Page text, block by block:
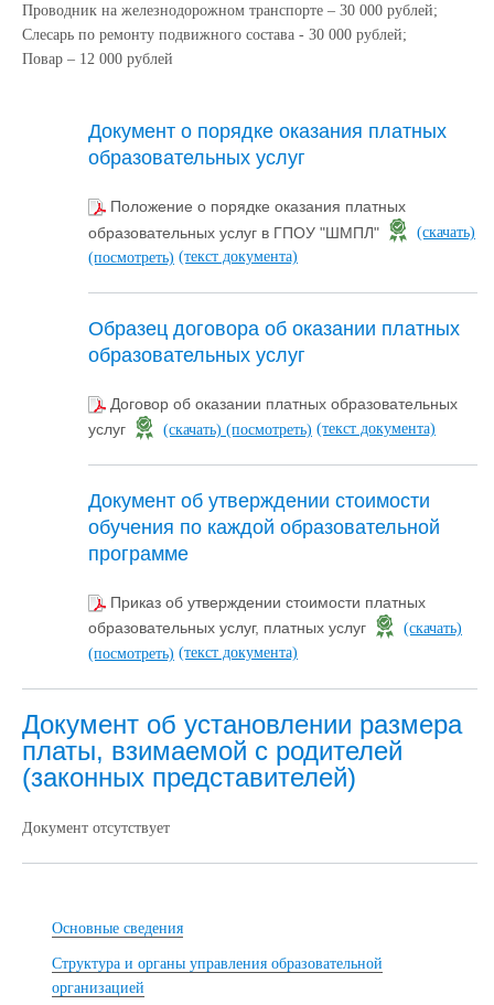
Проводник на железнодорожном транспорте – 30 000 рублей;
Слесарь по ремонту подвижного состава - 30 000 рублей;
Повар – 12 000 рублей
Документ о порядке оказания платных
образовательных услуг
Положение о порядке оказания платных
образовательных услуг в ГПОУ "ШМПЛ"
(скачать)
(посмотреть) (текст документа)
Образец договора об оказании платных
образовательных услуг
Договор об оказании платных образовательных
услуг
(скачать) (посмотреть) (текст документа)
Документ об утверждении стоимости
обучения по каждой образовательной
программе
Приказ об утверждении стоимости платных
образовательных услуг, платных услуг
(скачать)
(посмотреть) (текст документа)
Документ об установлении размера
платы, взимаемой с родителей
(законных представителей)
Документ отсутствует
Основные сведения
Структура и органы управления образовательной
организацией